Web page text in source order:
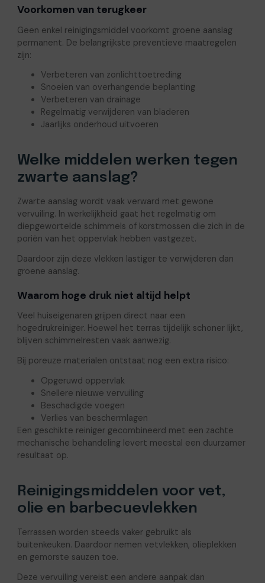
Voorkomen van terugkeer
Geen enkel reinigingsmiddel voorkomt groene aanslag
permanent. De belangrijkste preventieve maatregelen
zijn:
Verbeteren van zonlichttoetreding
Snoeien van overhangende beplanting
Verbeteren van drainage
Regelmatig verwijderen van bladeren
Jaarlijks onderhoud uitvoeren
Welke middelen werken tegen
zwarte aanslag?
Zwarte aanslag wordt vaak verward met gewone
vervuiling. In werkelijkheid gaat het regelmatig om
diepgewortelde schimmels of korstmossen die zich in de
poriën van het oppervlak hebben vastgezet.
Daardoor zijn deze vlekken lastiger te verwijderen dan
groene aanslag.
Waarom hoge druk niet altijd helpt
Veel huiseigenaren grijpen direct naar een
hogedrukreiniger. Hoewel het terras tijdelijk schoner lijkt,
blijven schimmelresten vaak aanwezig.
Bij poreuze materialen ontstaat nog een extra risico:
Opgeruwd oppervlak
Snellere nieuwe vervuiling
Beschadigde voegen
Verlies van beschermlagen
Een geschikte reiniger gecombineerd met een zachte
mechanische behandeling levert meestal een duurzamer
resultaat op.
Reinigingsmiddelen voor vet,
olie en barbecuevlekken
Terrassen worden steeds vaker gebruikt als
buitenkeuken. Daardoor nemen vetvlekken, olieplekken
en gemorste sauzen toe.
Deze vervuiling vereist een andere aanpak dan